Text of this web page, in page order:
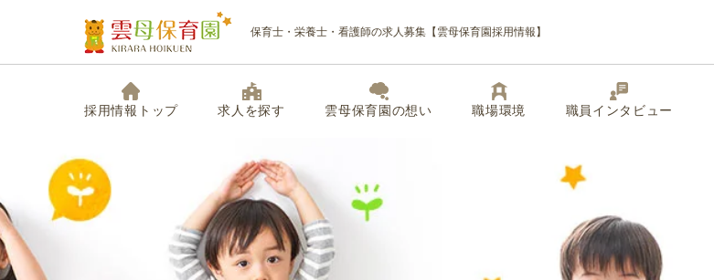
保育士・栄養士・看護師の求人募集【雲母保育園採用情報】
採用情報トップ 求人を探す 雲母保育園の想い 職場環境 職員インタビュー